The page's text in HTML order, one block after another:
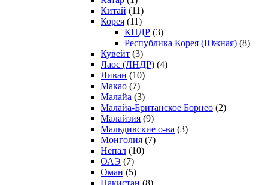
Китай (11)
Корея (11)
КНДР (3)
Республика Корея (Южная) (8)
Кувейт (3)
Лаос (ЛНДР) (4)
Ливан (10)
Макао (7)
Малайа (3)
Малайа-Британское Борнео (2)
Малайзия (9)
Мальдивские о-ва (3)
Монголия (7)
Непал (10)
ОАЭ (7)
Оман (5)
Пакистан (8)